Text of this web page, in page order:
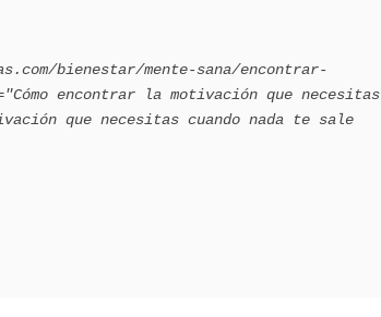
encontrar la motivación que necesitas
que necesitas cuando nada te sale